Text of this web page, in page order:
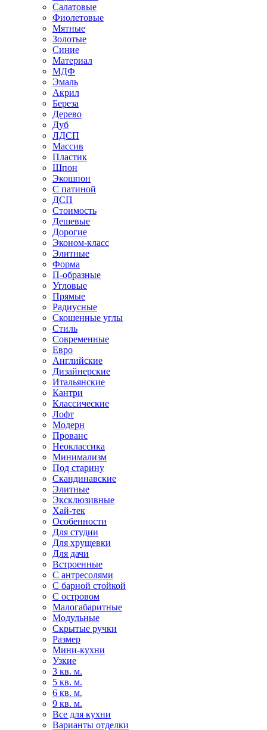
Салатовые
Фиолетовые
Мятные
Золотые
Синие
Материал
МДФ
Эмаль
Акрил
Береза
Дерево
Дуб
ЛДСП
Массив
Пластик
Шпон
Экошпон
С патиной
ДСП
Стоимость
Дешевые
Дорогие
Эконом-класс
Элитные
Форма
П-образные
Угловые
Прямые
Радиусные
Скошенные углы
Стиль
Современные
Евро
Английские
Дизайнерские
Итальянские
Кантри
Классические
Лофт
Модерн
Прованс
Неоклассика
Минимализм
Под старину
Скандинавские
Элитные
Эксклюзивные
Хай-тек
Особенности
Для студии
Для хрущевки
Для дачи
Встроенные
С антресолями
С барной стойкой
С островом
Малогабаритные
Модульные
Скрытые ручки
Размер
Мини-кухни
Узкие
3 кв. м.
5 кв. м.
6 кв. м.
9 кв. м.
Все для кухни
Варианты отделки